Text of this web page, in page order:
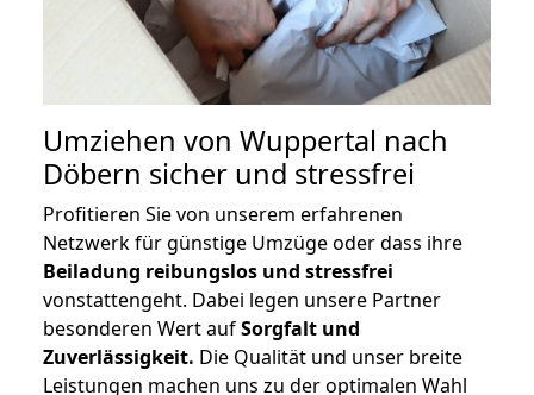
Umziehen von Wuppertal nach
Döbern sicher und stressfrei
Profitieren Sie von unserem erfahrenen
Netzwerk für günstige Umzüge oder dass ihre
Beiladung reibungslos und stressfrei
vonstattengeht. Dabei legen unsere Partner
besonderen Wert aufSorgfalt und
Zuverlässigkeit. Die Qualität und unser breite
Leistungen machen uns zu der optimalen Wahl